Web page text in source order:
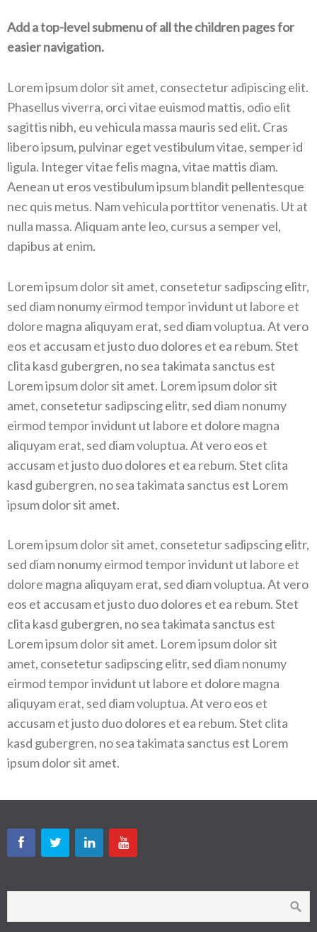
Add a top-level submenu of all the children pages for
easier navigation.
Lorem ipsum dolor sit amet, consectetur adipiscing elit.
Phasellus viverra, orci vitae euismod mattis, odio elit
sagittis nibh, eu vehicula massa mauris sed elit. Cras
libero ipsum, pulvinar eget vestibulum vitae, semper id
ligula. Integer vitae felis magna, vitae mattis diam.
Aenean ut eros vestibulum ipsum blandit pellentesque
nec quis metus. Nam vehicula porttitor venenatis. Ut at
nulla massa. Aliquam ante leo, cursus a semper vel,
dapibus at enim.
Lorem ipsum dolor sit amet, consetetur sadipscing elitr,
sed diam nonumy eirmod tempor invidunt ut labore et
dolore magna aliquyam erat, sed diam voluptua. At vero
eos et accusam et justo duo dolores et ea rebum. Stet
clita kasd gubergren, no sea takimata sanctus est
Lorem ipsum dolor sit amet. Lorem ipsum dolor sit
amet, consetetur sadipscing elitr, sed diam nonumy
eirmod tempor invidunt ut labore et dolore magna
aliquyam erat, sed diam voluptua. At vero eos et
accusam et justo duo dolores et ea rebum. Stet clita
kasd gubergren, no sea takimata sanctus est Lorem
ipsum dolor sit amet.
Lorem ipsum dolor sit amet, consetetur sadipscing elitr,
sed diam nonumy eirmod tempor invidunt ut labore et
dolore magna aliquyam erat, sed diam voluptua. At vero
eos et accusam et justo duo dolores et ea rebum. Stet
clita kasd gubergren, no sea takimata sanctus est
Lorem ipsum dolor sit amet. Lorem ipsum dolor sit
amet, consetetur sadipscing elitr, sed diam nonumy
eirmod tempor invidunt ut labore et dolore magna
aliquyam erat, sed diam voluptua. At vero eos et
accusam et justo duo dolores et ea rebum. Stet clita
kasd gubergren, no sea takimata sanctus est Lorem
ipsum dolor sit amet.